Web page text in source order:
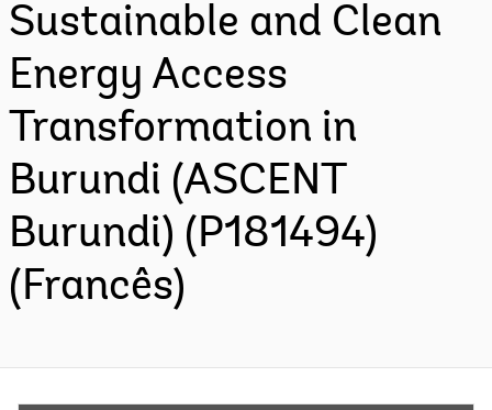
Sustainable and Clean
Energy Access
Transformation in
Burundi (ASCENT
Burundi) (P181494)
(Francês)